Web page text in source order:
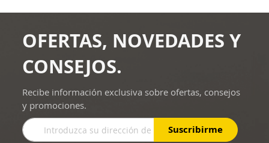
OFERTAS, NOVEDADES Y
CONSEJOS.
Recibe información exclusiva sobre ofertas, consejos
y promociones.
Inscríbase
a
Suscribirme